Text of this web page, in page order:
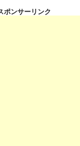
ポンサーリンク